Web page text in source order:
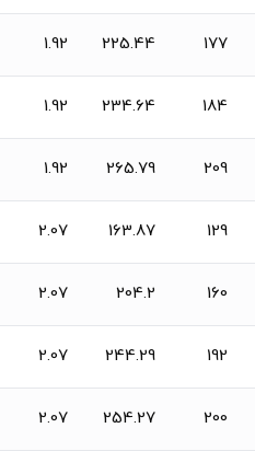
177
225.44
1.92
184
234.64
1.92
209
265.79
1.92
129
163.87
2.07
160
204.2
2.07
192
244.29
2.07
200
254.27
2.07